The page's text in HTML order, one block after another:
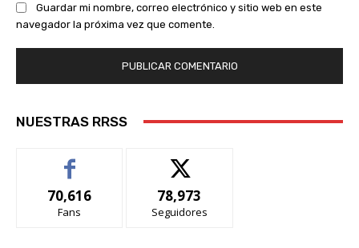
Guardar mi nombre, correo electrónico y sitio web en este
navegador la próxima vez que comente.
NUESTRAS RRSS
70,616
Fans
78,973
Seguidores